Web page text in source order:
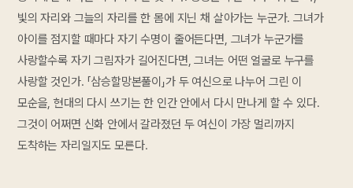
빛의 자리와 그늘의 자리를 한 몸에 지닌 채 살아가는 누군가. 그녀가
아이를 점지할 때마다 자기 수명이 줄어든다면, 그녀가 누군가를
사랑할수록 자기 그림자가 길어진다면, 그녀는 어떤 얼굴로 누구를
사랑할 것인가. 「삼승할망본풀이」가 두 여신으로 나누어 그린 이
모순을, 현대의 다시 쓰기는 한 인간 안에서 다시 만나게 할 수 있다.
그것이 어쩌면 신화 안에서 갈라졌던 두 여신이 가장 멀리까지
도착하는 자리일지도 모른다.